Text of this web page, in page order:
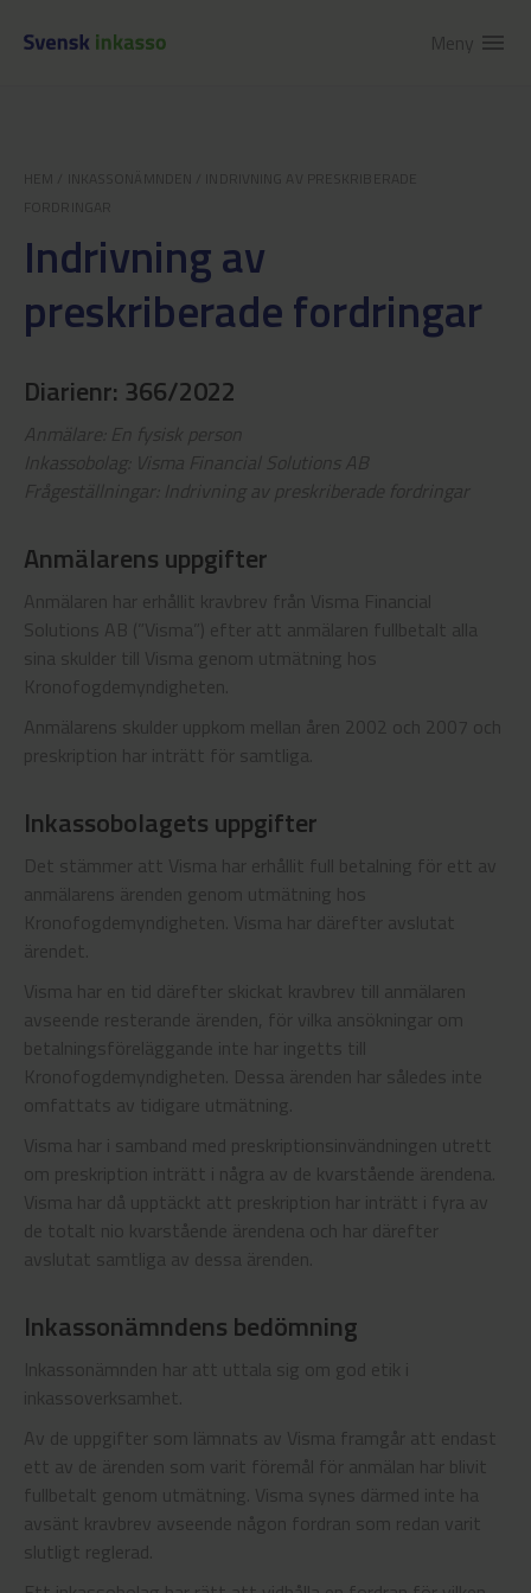
Meny menu
INDRIVNING AV PRESKRIBERADE
Indrivning av
preskriberade fordringar
Diarienr: 366/2022
Anmälare: En fysisk person
Inkassobolag: Visma Financial Solutions AB
Frågeställningar: Indrivning av preskriberade fordringar
Anmälarens uppgifter
Anmälaren har erhållit kravbrev från Visma Financial
Solutions AB (”Visma”) efter att anmälaren fullbetalt alla
sina skulder till Visma genom utmätning hos
Kronofogdemyndigheten.
Anmälarens skulder uppkom mellan åren 2002 och 2007 och
preskription har inträtt för samtliga.
Inkassobolagets uppgifter
Det stämmer att Visma har erhållit full betalning för ett av
anmälarens ärenden genom utmätning hos
Kronofogdemyndigheten. Visma har därefter avslutat
ärendet.
Visma har en tid därefter skickat kravbrev till anmälaren
avseende resterande ärenden, för vilka ansökningar om
betalningsföreläggande inte har ingetts till
Kronofogdemyndigheten. Dessa ärenden har således inte
omfattats av tidigare utmätning.
Visma har i samband med preskriptionsinvändningen utrett
om preskription inträtt i några av de kvarstående ärendena.
Visma har då upptäckt att preskription har inträtt i fyra av
de totalt nio kvarstående ärendena och har därefter
avslutat samtliga av dessa ärenden.
Inkassonämndens bedömning
Inkassonämnden har att uttala sig om god etik i
inkassoverksamhet.
Av de uppgifter som lämnats av Visma framgår att endast
ett av de ärenden som varit föremål för anmälan har blivit
fullbetalt genom utmätning. Visma synes därmed inte ha
avsänt kravbrev avseende någon fordran som redan varit
slutligt reglerad.